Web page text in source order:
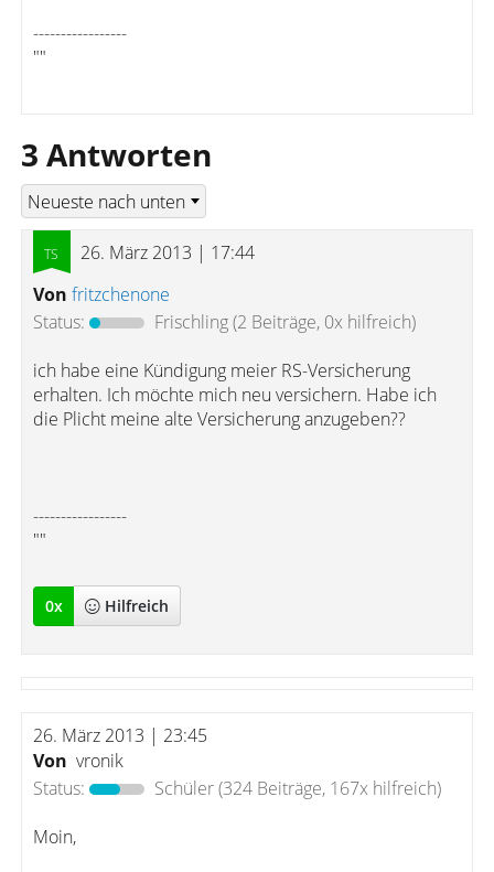
-----------------
""
3 Antworten
26. März 2013 | 17:44
Von fritzchenone
Status:
Frischling(2 Beiträge, 0x hilfreich)
ich habe eine Kündigung meier RS-Versicherung
erhalten. Ich möchte mich neu versichern. Habe ich
die Plicht meine alte Versicherung anzugeben??
-----------------
""
0x Hilfreich
26. März 2013 | 23:45
Von vronik
Status:
Schüler(324 Beiträge, 167x hilfreich)
Moin,